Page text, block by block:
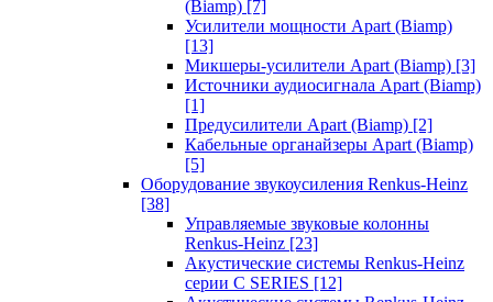
(Biamp) [7]
Усилители мощности Apart (Biamp)
[13]
Микшеры-усилители Apart (Biamp) [3]
Источники аудиосигнала Apart (Biamp)
[1]
Предусилители Apart (Biamp) [2]
Кабельные органайзеры Apart (Biamp)
[5]
Оборудование звукоусиления Renkus-Heinz
[38]
Управляемые звуковые колонны
Renkus-Heinz [23]
Акустические системы Renkus-Heinz
серии C SERIES [12]